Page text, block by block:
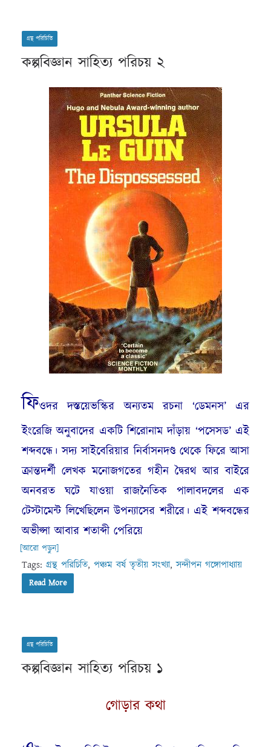
গ্রন্থ পরিচিতি
কল্পবিজ্ঞান সাহিত্য পরিচয় ২
ফিওদর দস্তয়েভস্কির অন্যতম রচনা ‘ডেমনস’ এর
ইংরেজি অনুবাদের একটি শিরোনাম দাঁড়ায় ‘পসেসড’ এই
শব্দবন্ধে। সদ্য সাইবেরিয়ার নির্বাসনদণ্ড থেকে ফিরে আসা
ক্রান্তদর্শী লেখক মনোজগতের গহীন দ্বৈরথ আর বাইরে
অনবরত ঘটে যাওয়া রাজনৈতিক পালাবদলের এক
টেস্টামেন্ট লিখেছিলেন উপন্যাসের শরীরে। এই শব্দবন্ধের
অভীপ্সা আবার শতাব্দী পেরিয়ে
[আরো পড়ুন]
Tags: গ্রন্থ পরিচিতি, পঞ্চম বর্ষ তৃতীয় সংখ্যা,সন্দীপন গঙ্গোপাধ্যায়
Read More
গ্রন্থ পরিচিতি
কল্পবিজ্ঞান সাহিত্য পরিচয় ১
গোড়ার কথা